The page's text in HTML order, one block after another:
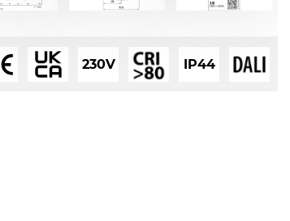
230V IP44